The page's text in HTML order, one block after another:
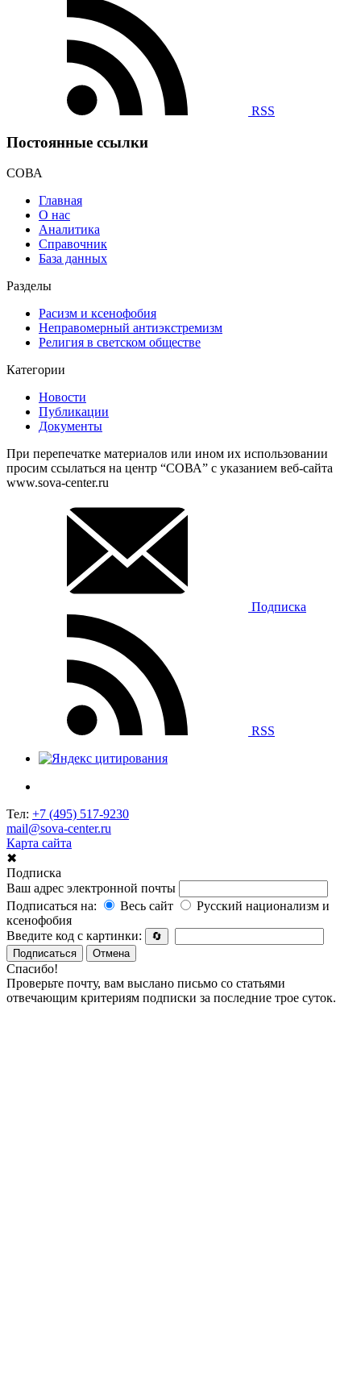
RSS
Постоянные ссылки
СОВА
Главная
О нас
Аналитика
Справочник
База данных
Разделы
Расизм и ксенофобия
Неправомерный антиэкстремизм
Религия в светском обществе
Категории
Новости
Публикации
Документы
При перепечатке материалов или ином их использовании
просим ссылаться на центр “СОВА” с указанием веб-сайта
www.sova-center.ru
Подписка
RSS
Тел: +7 (495) 517-9230
mail@sova-center.ru
Карта сайта
✖
Подписка
Ваш адрес электронной почты
Подписаться на:
Весь сайт
Русский национализм и
ксенофобия
Введите код с картинки:
🔄
Подписаться
Отмена
Спасибо!
Проверьте почту, вам выслано письмо со статьями
отвечающим критериям подписки за последние трое суток.